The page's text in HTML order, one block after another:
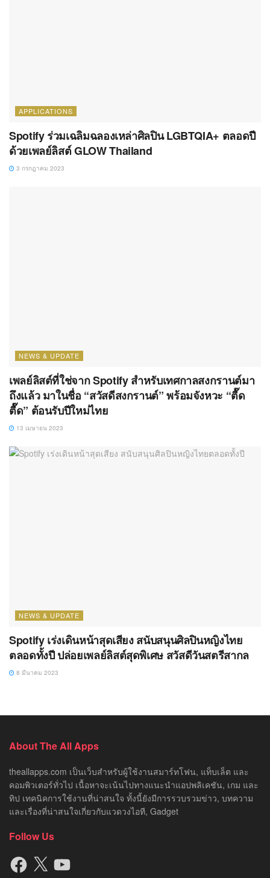
APPLICATIONS
Spotify ร่วมเฉลิมฉลองเหล่าศิลปิน LGBTQIA+ ตลอดปี
ด้วยเพลย์ลิสต์ GLOW Thailand
3 กรกฎาคม 2023
NEWS & UPDATE
เพลย์ลิสต์ที่ใช่จาก Spotify สำหรับเทศกาลสงกรานต์มา
ถึงแล้ว มาในชื่อ “สวัสดีสงกรานต์” พร้อมจังหวะ “ตื๊ด
ตื๊ด” ต้อนรับปีใหม่ไทย
13 เมษายน 2023
NEWS & UPDATE
Spotify เร่งเดินหน้าสุดเสียง สนับสนุนศิลปินหญิงไทย
ตลอดทั้งปี ปล่อยเพลย์ลิสต์สุดพิเศษ สวัสดีวันสตรีสากล
8 มีนาคม 2023
About The All Apps
theallapps.com เป็นเว็บสำหรับผู้ใช้งานสมาร์ทโฟน, แท็บเล็ต และ
คอมพิวเตอร์ทั่วไป เนื้อหาจะเน้นไปทางแนะนำแอปพลิเคชัน, เกม และ
ทิป เทคนิคการใช้งานที่น่าสนใจ ทั้งนี้ยังมีการรวบรวมข่าว, บทความ
และเรื่องที่น่าสนใจเกี่ยวกับแวดวงไอที, Gadget
Follow Us
Facebook
X YouTube